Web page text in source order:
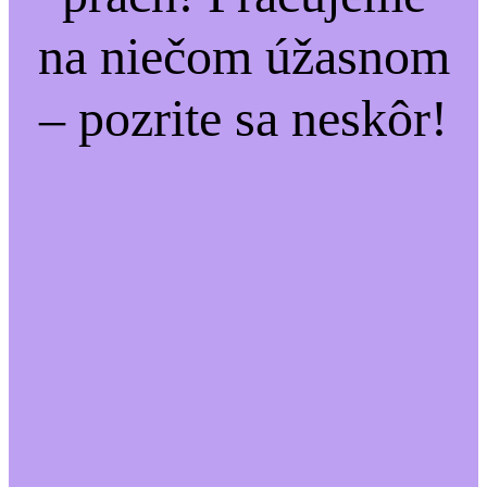
na niečom úžasnom
– pozrite sa neskôr!